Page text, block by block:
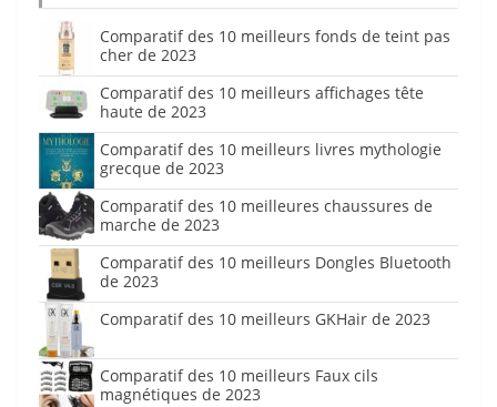
Comparatif des 10 meilleurs fonds de teint pas
cher de 2023
Comparatif des 10 meilleurs affichages tête
haute de 2023
Comparatif des 10 meilleurs livres mythologie
grecque de 2023
Comparatif des 10 meilleures chaussures de
marche de 2023
Comparatif des 10 meilleurs Dongles Bluetooth
de 2023
Comparatif des 10 meilleurs GKHair de 2023
Comparatif des 10 meilleurs Faux cils
magnétiques de 2023